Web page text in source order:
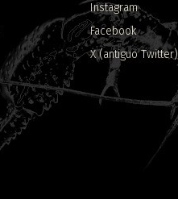
Instagram
Facebook
X (antiguo Twitter)